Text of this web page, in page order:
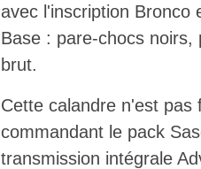
avec l'inscription Bronco
Base : pare-chocs noirs,
brut.
Cette calandre n'est
commandant le pack
transmission intégrale